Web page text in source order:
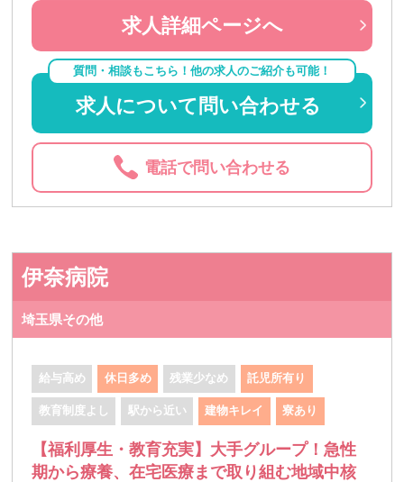
求人詳細ページへ
質問・相談もこちら！他の求人のご紹介も可能！
求人について問い合わせる
電話で問い合わせる
伊奈病院
埼玉県その他
給与高め 休日多め 残業少なめ 託児所有り
教育制度よし 駅から近い 建物キレイ 寮あり
【福利厚生・教育充実】大手グループ！急性
期から療養、在宅医療まで取り組む地域中核